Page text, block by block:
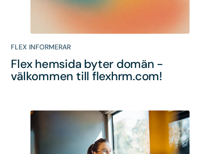
FLEX INFORMERAR
Flex hemsida byter domän -
välkommen till flexhrm.com!